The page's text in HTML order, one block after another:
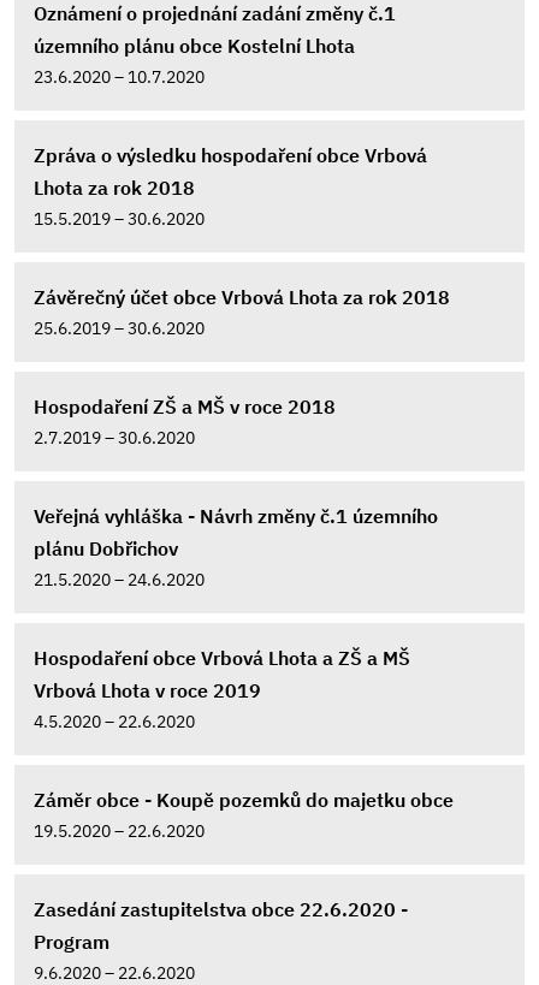
Oznámení o projednání zadání změny č.1
územního plánu obce Kostelní Lhota
23.6.2020 – 10.7.2020
Zpráva o výsledku hospodaření obce Vrbová
Lhota za rok 2018
15.5.2019 – 30.6.2020
Závěrečný účet obce Vrbová Lhota za rok 2018
25.6.2019 – 30.6.2020
Hospodaření ZŠ a MŠ v roce 2018
2.7.2019 – 30.6.2020
Veřejná vyhláška - Návrh změny č.1 územního
plánu Dobřichov
21.5.2020 – 24.6.2020
Hospodaření obce Vrbová Lhota a ZŠ a MŠ
Vrbová Lhota v roce 2019
4.5.2020 – 22.6.2020
Záměr obce - Koupě pozemků do majetku obce
19.5.2020 – 22.6.2020
Zasedání zastupitelstva obce 22.6.2020 -
Program
9.6.2020 – 22.6.2020